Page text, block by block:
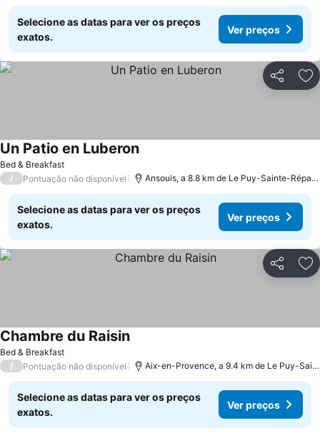
Selecione as datas para ver os preços
exatos.
Ver preços
Partilhar
Bed & Breakfast
Un Patio en Luberon
/ Pontuação não disponível Ansouis, a 8.8 km de Le Puy-Sainte-Réparade
Selecione as datas para ver os preços
exatos.
Ver preços
Partilhar
Bed & Breakfast
Chambre du Raisin
/ Pontuação não disponível Aix-en-Provence, a 9.4 km de Le Puy-Sainte-Réparade
Selecione as datas para ver os preços
exatos.
Ver preços